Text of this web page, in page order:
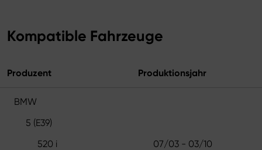
Kompatible Fahrzeuge
Produzent Produktionsjahr
BMW
5 (E39)
520 i
07/03 - 03/10